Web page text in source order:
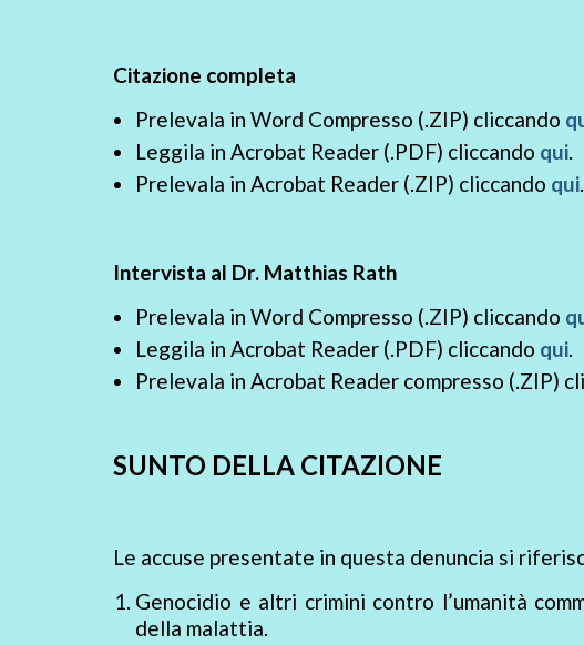
Citazione completa
Prelevala in Word Compresso (.ZIP) cliccando
Leggila in Acrobat Reader (.PDF) cliccando qui.
Prelevala in Acrobat Reader (.ZIP) cliccando qui.
Intervista al Dr. Matthias Rath
Prelevala in Word Compresso (.ZIP) cliccando
Leggila in Acrobat Reader (.PDF) cliccando qui.
Prelevala in Acrobat Reader compresso (.ZIP)
SUNTO DELLA CITAZIONE
Le accuse presentate in questa denuncia si
Genocidio e altri crimini contro l’umanità
della malattia.